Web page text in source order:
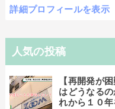
詳細プロフィールを表示
人気の投稿
【再開発が
はどうなる
れから１０年